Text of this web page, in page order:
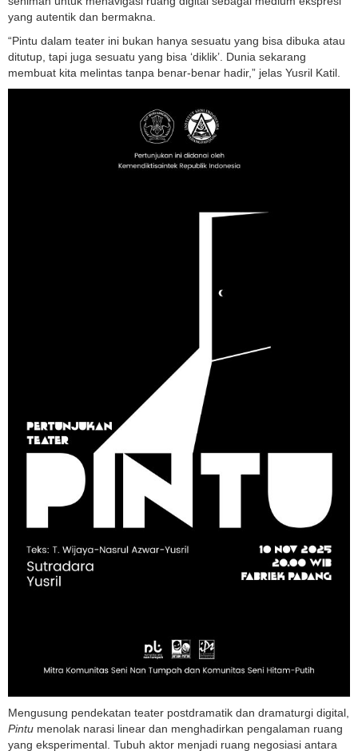
yang autentik dan bermakna.
“Pintu dalam teater ini bukan hanya sesuatu yang bisa dibuka atau
ditutup, tapi juga sesuatu yang bisa ‘diklik’. Dunia sekarang
membuat kita melintas tanpa benar-benar hadir,” jelas Yusril Katil.
Mengusung pendekatan teater postdramatik dan dramaturgi digital,
Pintu menolak narasi linear dan menghadirkan pengalaman ruang
yang eksperimental. Tubuh aktor menjadi ruang negosiasi antara